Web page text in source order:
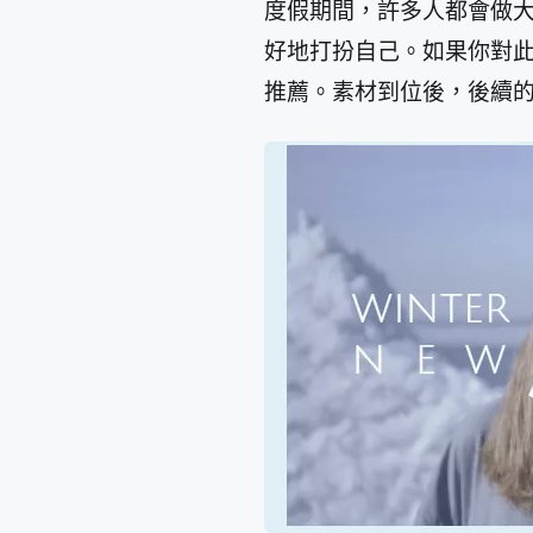
度假期間，許多人都會做
好地打扮自己。如果你對
推薦。素材到位後，後續